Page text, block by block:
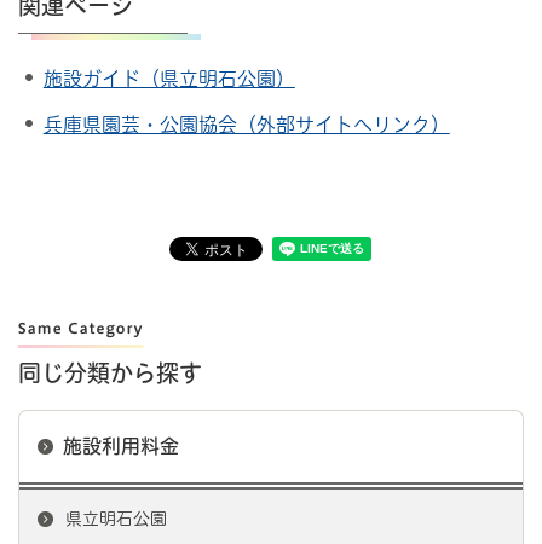
関連ページ
施設ガイド（県立明石公園）
兵庫県園芸・公園協会（外部サイトへリンク）
同じ分類から探す
施設利用料金
県立明石公園